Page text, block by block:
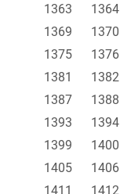
1363
1364
1369
1370
1375
1376
1381
1382
1387
1388
1393
1394
1399
1400
1405
1406
1411
1412